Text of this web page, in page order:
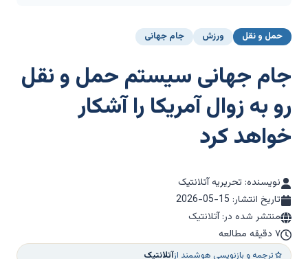
حمل و نقل ورزش جام جهانی
جام جهانی سیستم حمل و نقل
رو به زوال آمریکا را آشکار
خواهد کرد
نویسنده: تحریریه آتلانتیک
تاریخ انتشار: 2026-05-15
منتشر شده در: آتلانتیک
۷ دقیقه مطالعه
ترجمه و بازنویسی هوشمند ازآتلانتیک